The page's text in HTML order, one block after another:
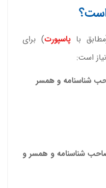
است؟
باپاسپورت) برای
است:
شناسنامه و همسر
شناسنامه و همسر و